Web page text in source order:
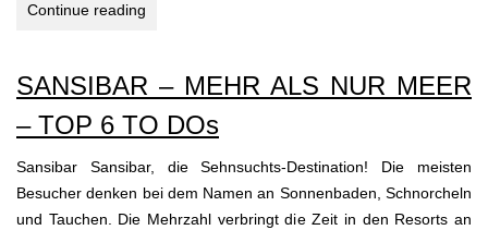
Continue reading
–
TANSANIA
SANSIBAR – MEHR ALS NUR MEER
– TOP 6 TO DOs
Sansibar Sansibar, die Sehnsuchts-Destination! Die meisten
Besucher denken bei dem Namen an Sonnenbaden, Schnorcheln
und Tauchen. Die Mehrzahl verbringt die Zeit in den Resorts an